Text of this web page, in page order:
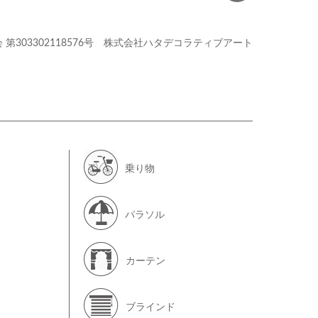
第303302118576号 株式会社ハタデコラティブアート
乗り物
パラソル
カーテン
ブラインド